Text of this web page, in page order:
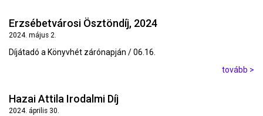
Erzsébetvárosi Ösztöndíj, 2024
2024. május 2.
Díjátadó a Könyvhét zárónapján / 06.16.
tovább >
Hazai Attila Irodalmi Díj
2024. április 30.